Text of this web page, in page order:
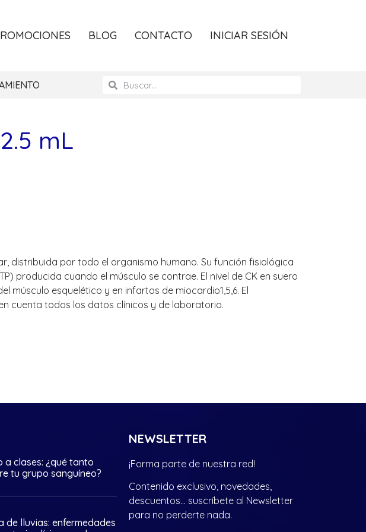
BLOG CONTACTO INICIAR SESIÓN
mL
distribuida por todo el organismo humano. Su función fisiológica
producida cuando el músculo se contrae. El nivel de CK en suero
músculo esquelético y en infartos de miocardio1,5,6. El
cuenta todos los datos clínicos y de laboratorio.
a clases: ¿qué tanto
tu grupo sanguíneo?
de lluvias: enfermedades
NEWSLETTER
¡Forma parte de nuestra red!
Contenido exclusivo, novedades,
descuentos… suscríbete al Newsletter
para no perderte nada.